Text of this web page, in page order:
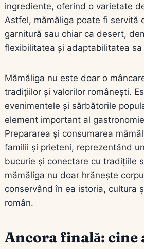
ingrediente, oferind o varietate
Astfel, mămăliga poate fi servită
garnitură sau chiar ca desert,
flexibilitatea și adaptabilitatea sa
Mămăliga nu este doar o
tradițiilor și valorilor românești.
evenimentele și sărbătorile
element important al
Prepararea și consumarea
familii și prieteni, reprezentând
bucurie și conectare cu tradițiile
mămăliga nu doar hrănește
conservând în ea istoria, cultura
român.
Ancora finală: cine